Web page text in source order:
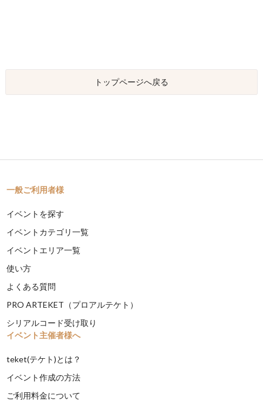
トップページへ戻る
一般ご利用者様
イベントを探す
イベントカテゴリ一覧
イベントエリア一覧
使い方
よくある質問
PRO ARTEKET（プロアルテケト）
シリアルコード受け取り
イベント主催者様へ
teket(テケト)とは？
イベント作成の方法
ご利用料金について